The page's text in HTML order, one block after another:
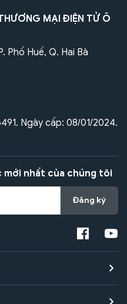
MẠI ĐIỆN TỬ Ô
Phố Huế, Q. Hai Bà
Ngày cấp: 08/01/2024.
nhất của chúng tôi
Đăng ký